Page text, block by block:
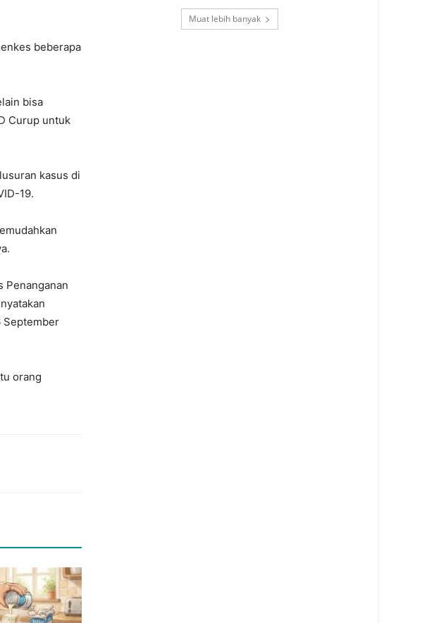
beberapa
bisa
Curup untuk
kasus di
19.
Penanganan
September
orang
Muat lebih banyak